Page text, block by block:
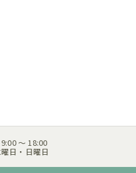
〜 18:00
日・日曜日